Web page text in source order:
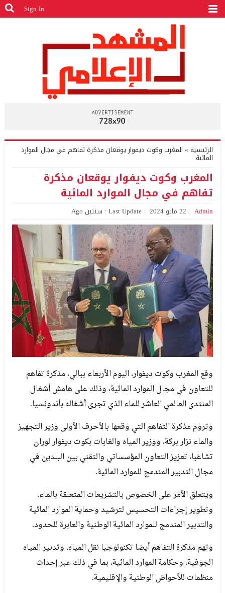
Sign In
الرئيسية » المغرب وكوت ديفوار يوقعان مذكرة تفاهم في مجال الموارد
المائية
المغرب وكوت ديفوار يوقعان مذكرة
تفاهم في مجال الموارد المائية
Admin 22 مايو 2024 Last Update : سنتين Ago
وقع المغرب وكوت ديفوار، اليوم الأربعاء ببالي، مذكرة تفاهم
للتعاون في مجال الموارد المائية، وذلك على هامش أشغال
المنتدى العالمي العاشر للماء الذي تجرى أشغاله بأندونسيا.
وتروم مذكرة التفاهم التي وقعها بالأحرف الأولى وزير التجهيز
والماء نزار بركة، ووزير المياه والغابات بكوت ديفوار لوران
تشاغبا، تعزيز التعاون المؤسساتي والتقني بين البلدين في
مجال التدبير المندمج للموارد المائية.
ويتعلق الأمر على الخصوص بالتشريعات المتعلقة بالماء،
وتطوير إجراءات التحسيس لترشيد وحماية الموارد المائية
والتدبير المندمج للموارد المائية الوطنية والعابرة للحدود.
وتهم مذكرة التفاهم أيضا تكنولوجيا نقل المياه، وتدبير المياه
الجوفية، وحكامة الموارد المائية، بما في ذلك عبر إحداث
منظمات للأحواض الوطنية والإقليمية.